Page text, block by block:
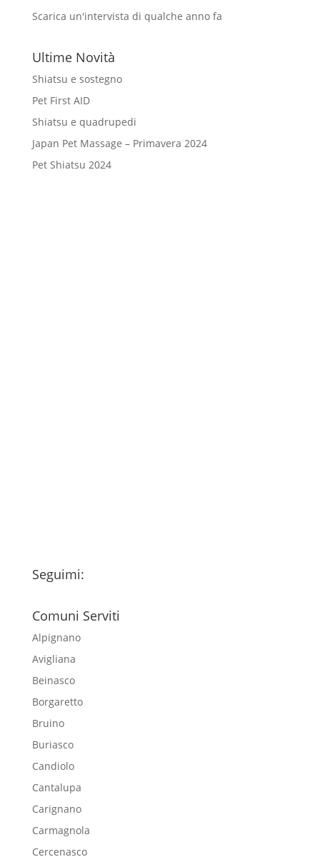
Scarica un'intervista di qualche anno fa
Ultime Novità
Shiatsu e sostegno
Pet First AID
Shiatsu e quadrupedi
Japan Pet Massage – Primavera 2024
Pet Shiatsu 2024
Seguimi:
Comuni Serviti
Alpignano
Avigliana
Beinasco
Borgaretto
Bruino
Buriasco
Candiolo
Cantalupa
Carignano
Carmagnola
Cercenasco